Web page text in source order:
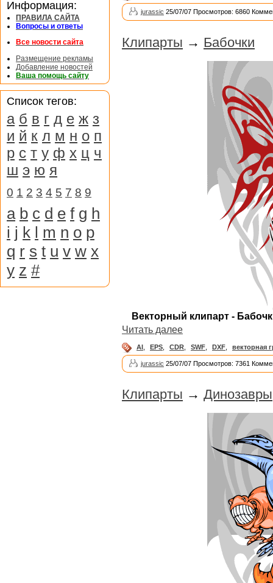
jurassic 25/07/07 Просмотров: 6860
Клипарты → Бабочки
Векторный клипарт -
Читать далее
AI EPS CDR SWF DXF векторная
jurassic 25/07/07 Просмотров: 7361
Клипарты → Динозавры
Информация:
ПРАВИЛА САЙТА
Вопросы и ответы
Все новости сайта
Размещение рекламы
Добавление новостей
Ваша помощь сайту
Список тегов:
а б в г д е ж з
и й к л м н о п
р с т у ф х ц ч
ш э ю я
0 1 2 3 4 5 7 8 9
a b c d e f g h
i j k l m n o p
q r s t u v w x
y z #